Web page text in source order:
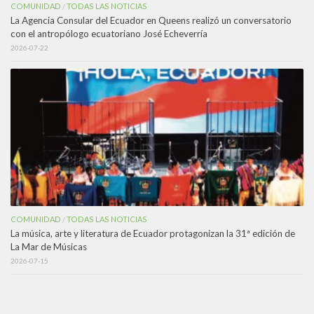
COMUNIDAD /TODAS LAS NOTICIAS
La Agencia Consular del Ecuador en Queens realizó un conversatorio
con el antropólogo ecuatoriano José Echeverría
2026-07-22
COMUNIDAD /TODAS LAS NOTICIAS
La música, arte y literatura de Ecuador protagonizan la 31ª edición de
La Mar de Músicas
2026-07-15